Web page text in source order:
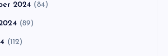
2024 (84)
(89)
(112)